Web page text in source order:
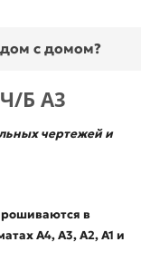
с домом?
Б А3
чертежей и
в
А4, А3, А2, А1 и